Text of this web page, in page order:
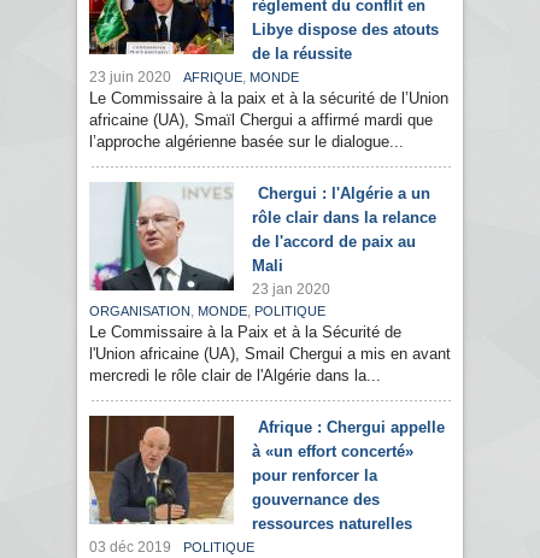
règlement du conflit en
Libye dispose des atouts
de la réussite
23 juin 2020 AFRIQUE, MONDE
Le Commissaire à la paix et à la sécurité de l’Union
africaine (UA), Smaïl Chergui a affirmé mardi que
l’approche algérienne basée sur le dialogue...
Chergui : l'Algérie a un
rôle clair dans la relance
de l'accord de paix au
Mali
23 jan 2020
ORGANISATION , MONDE, POLITIQUE
Le Commissaire à la Paix et à la Sécurité de
l'Union africaine (UA), Smail Chergui a mis en avant
mercredi le rôle clair de l'Algérie dans la...
Afrique : Chergui appelle
à «un effort concerté»
pour renforcer la
gouvernance des
ressources naturelles
03 déc 2019 POLITIQUE